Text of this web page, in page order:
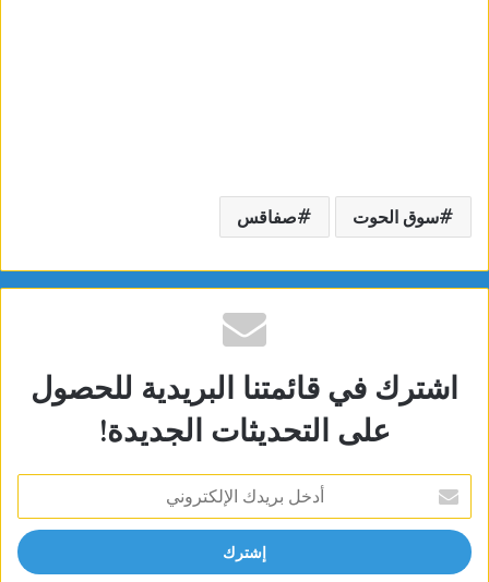
سوق الحوت صفاقس
اشترك في قائمتنا البريدية للحصول
على التحديثات الجديدة!
بريدك
الإلكتروني